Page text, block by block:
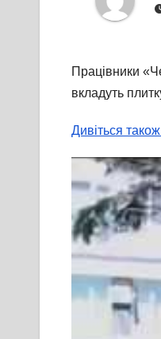
Працівники
вкладуть
Дивіться